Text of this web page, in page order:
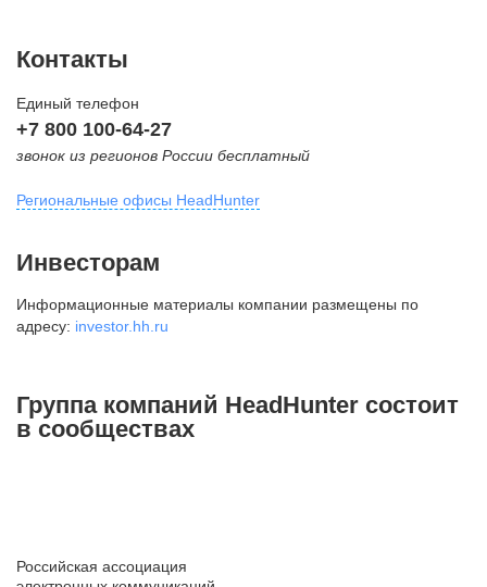
Контакты
Единый телефон
+7 800 100-64-27
звонок из регионов России бесплатный
Региональные офисы HeadHunter
внутригородская территория
Муниципальный округ Тверской,
2-я Брестская ул., д. 48,
+7 495 980-64-27
ул. Жуковского, д. 19, особняк
Инвесторам
Информационные материалы компании размещены по
адресу: investor.hh.ru
Группа компаний HeadHunter состоит
в сообществах
Российская ассоциация